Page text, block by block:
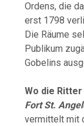
Ordens, die
erst 1798
Die Räume
Publikum
Gobelins
Wo die
Fort St.
vermittelt mit